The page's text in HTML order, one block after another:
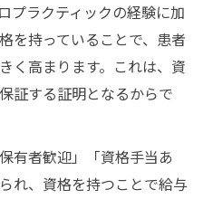
プラクティックの経験に加
を持っていることで、患者
く高まります。これは、資
証する証明となるからで
有者歓迎」「資格手当あ
れ、資格を持つことで給与